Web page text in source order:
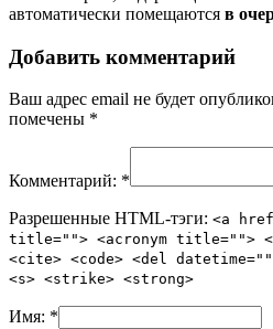
автоматически помещаются в
Добавить комментарий
Ваш адрес email не будет
помечены *
Комментарий: *
Разрешенные HTML-тэги: <a
title=""> <acronym title="">
<cite> <code> <del
<s> <strike> <strong>
Имя: *